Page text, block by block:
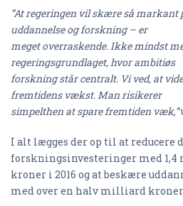
”At regeringen vil skære så markant
uddannelse og forskning – er
meget overraskende. Ikke mindst
regeringsgrundlaget, hvor ambitiøs
forskning står centralt. Vi ved, at
fremtidens vækst. Man risikerer
simpelthen at spare fremtiden væk,”
I alt lægges der op til at reducere
forskningsinvesteringer med 1,4
kroner i 2016 og at beskære
med over en halv milliard